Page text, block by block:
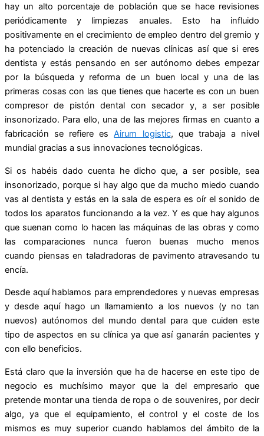
hay un alto porcentaje de población que se hace revisiones
periódicamente y limpiezas anuales. Esto ha influido
positivamente en el crecimiento de empleo dentro del gremio y
ha potenciado la creación de nuevas clínicas así que si eres
dentista y estás pensando en ser autónomo debes empezar
por la búsqueda y reforma de un buen local y una de las
primeras cosas con las que tienes que hacerte es con un buen
compresor de pistón dental con secador y, a ser posible
insonorizado. Para ello, una de las mejores firmas en cuanto a
fabricación se refiere esAirum logistic, que trabaja a nivel
mundial gracias a sus innovaciones tecnológicas.
Si os habéis dado cuenta he dicho que, a ser posible, sea
insonorizado, porque si hay algo que da mucho miedo cuando
vas al dentista y estás en la sala de espera es oír el sonido de
todos los aparatos funcionando a la vez. Y es que hay algunos
que suenan como lo hacen las máquinas de las obras y como
las comparaciones nunca fueron buenas mucho menos
cuando piensas en taladradoras de pavimento atravesando tu
encía.
Desde aquí hablamos para emprendedores y nuevas empresas
y desde aquí hago un llamamiento a los nuevos (y no tan
nuevos) autónomos del mundo dental para que cuiden este
tipo de aspectos en su clínica ya que así ganarán pacientes y
con ello beneficios.
Está claro que la inversión que ha de hacerse en este tipo de
negocio es muchísimo mayor que la del empresario que
pretende montar una tienda de ropa o de souvenires, por decir
algo, ya que el equipamiento, el control y el coste de los
mismos es muy superior cuando hablamos del ámbito de la